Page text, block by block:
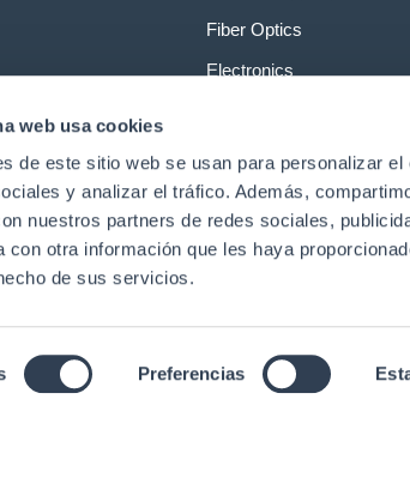
web usa cookies
de este sitio web se usan para personalizar
y analizar el tráfico. Además,
nuestros partners de redes sociales,
con otra información que les haya
de sus servicios.
Preferencias
Fiber Optics
Electronics
Data centers
All rights reserved.Legal Notice| Data Privacy Policy|